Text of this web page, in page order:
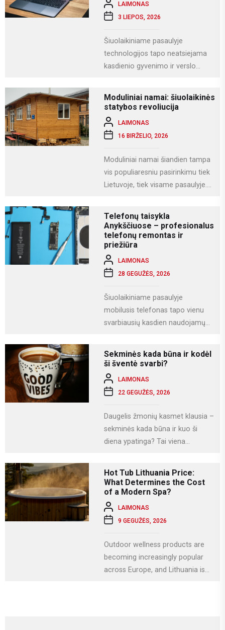
LAIMONAS
3 LIEPOS, 2026
Šiuolaikiniame pasaulyje
technologijos tapo neatsiejama
kasdienio gyvenimo ir verslo
komunikacijai ir įvairioms
specializuotoms užduotims...
Moduliniai namai: šiuolaikinės
statybos revoliucija
LAIMONAS
16 BIRŽELIO, 2026
Moduliniai namai šiandien tampa
vis populiaresniu pasirinkimu tiek
Lietuvoje, tiek visame pasaulyje.
Telefonų taisykla
Anykščiuose – profesionalus
telefonų remontas ir
priežiūra
LAIMONAS
28 GEGUŽĖS, 2026
Šiuolaikiniame pasaulyje
mobilusis telefonas tapo vienu
svarbiausių kasdien naudojamų
naudojamės socialiniais...
Sekminės kada būna ir kodėl
ši šventė svarbi?
LAIMONAS
22 GEGUŽĖS, 2026
Daugelis žmonių kasmet klausia –
sekminės kada būna ir kuo ši
diena ypatinga? Tai viena
Hot Tub Lithuania Price:
What Determines the Cost
of a Modern Spa?
LAIMONAS
9 GEGUŽĖS, 2026
Outdoor wellness products are
becoming increasingly popular
across Europe, and Lithuania is